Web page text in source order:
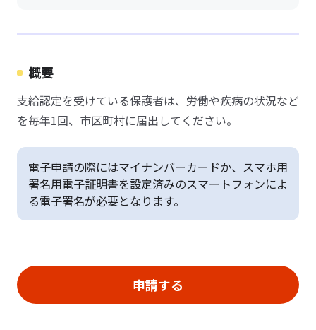
概要
支給認定を受けている保護者は、労働や疾病の状況など
を毎年1回、市区町村に届出してください。
電子申請の際にはマイナンバーカードか、スマホ用
署名用電子証明書を設定済みのスマートフォンによ
る電子署名が必要となります。